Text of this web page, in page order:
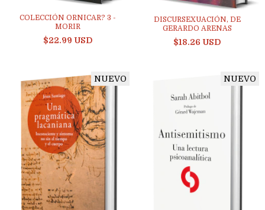
COLECCIÓN ORNICAR? 3 -
MORIR
$22.99 USD
DISCURSEXUACIÓN, DE
GERARDO ARENAS
$18.26 USD
NUEVO NUEVO